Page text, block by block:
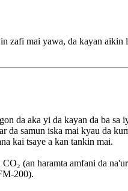
mai yawa, da kayan
da aka yi da kayan da ba sa
samun iska mai kyau da
kai tsaye a kan tankin mai.
(an haramta amfani da
200).